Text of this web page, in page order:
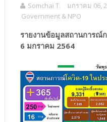
Somchai T. มกราคม 06,
Government & NPO
รายงานข้อมูลสถานการณ์
6 มกราคม 2564